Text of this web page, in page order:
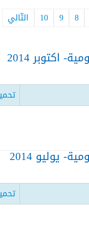
8
9
10 التّالي
اكتوبر 2014
يوليو 2014